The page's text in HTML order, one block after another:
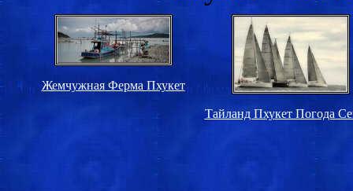
Жемчужная Ферма Пхукет
Тайланд Пхукет Погода